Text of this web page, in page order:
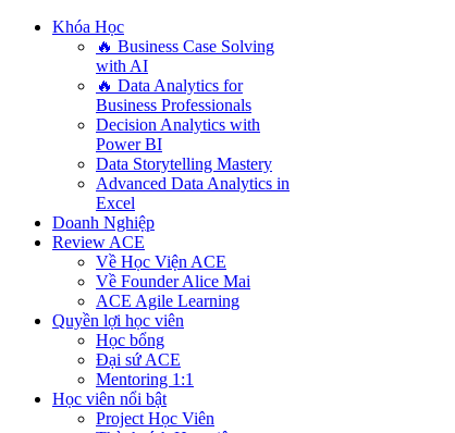
Khóa Học
🔥 Business Case Solving
with AI
🔥 Data Analytics for
Business Professionals
Decision Analytics with
Power BI
Data Storytelling Mastery
Advanced Data Analytics in
Excel
Doanh Nghiệp
Review ACE
Về Học Viện ACE
Về Founder Alice Mai
ACE Agile Learning
Quyền lợi học viên
Học bổng
Đại sứ ACE
Mentoring 1:1
Học viên nổi bật
Project Học Viên